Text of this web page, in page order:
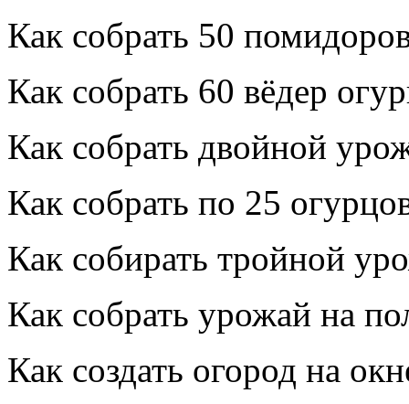
Как собрать 50
Как собрать 60 вёдер
Как собрать двойной
Как собрать по 25
Как собирать тройной
Как собрать урожай на
Как создать огород на